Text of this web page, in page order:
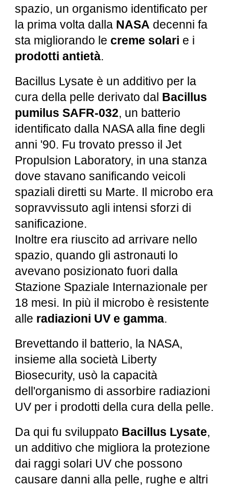
spazio, un organismo identificato per
la prima volta dalla NASA decenni fa
sta migliorando le creme solari e i
prodotti antietà.
Bacillus Lysate è un additivo per la
cura della pelle derivato dal Bacillus
pumilus SAFR-032, un batterio
identificato dalla NASA alla fine degli
anni '90. Fu trovato presso il Jet
Propulsion Laboratory, in una stanza
dove stavano sanificando veicoli
spaziali diretti su Marte. Il microbo era
sopravvissuto agli intensi sforzi di
sanificazione.
Inoltre era riuscito ad arrivare nello
spazio, quando gli astronauti lo
avevano posizionato fuori dalla
Stazione Spaziale Internazionale per
18 mesi. In più il microbo è resistente
alle radiazioni UV e gamma.
Brevettando il batterio, la NASA,
insieme alla società Liberty
Biosecurity, usò la capacità
dell'organismo di assorbire radiazioni
UV per i prodotti della cura della pelle.
Da qui fu sviluppato Bacillus Lysate,
un additivo che migliora la protezione
dai raggi solari UV che possono
causare danni alla pelle, rughe e altri